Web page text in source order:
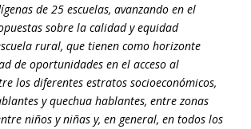
de 25 escuelas, avanzando en el
sobre la calidad y equidad
rural, que tienen como horizonte
de oportunidades en el acceso al
los diferentes estratos socioeconómicos,
y quechua hablantes, entre zonas
niños y niñas y, en general, en todos los